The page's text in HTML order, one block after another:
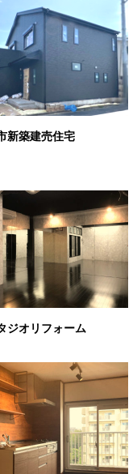
新築建売住宅
ジオリフォーム